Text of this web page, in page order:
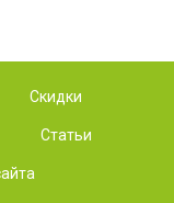
Скидки
Статьи